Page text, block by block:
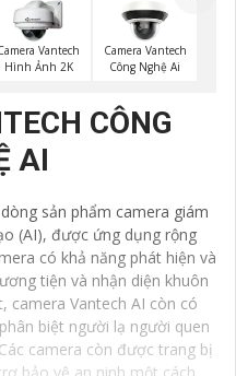
Vantech
Hình Ảnh 2K
Camera Vantech
Công Nghệ Ai
CÔNG
AI
sản phẩm camera giám
(AI), được ứng dụng rộng
có khả năng phát hiện và
tiện và nhận diện khuôn
camera Vantech AI còn có
biệt người lạ người quen
camera còn được trang bị